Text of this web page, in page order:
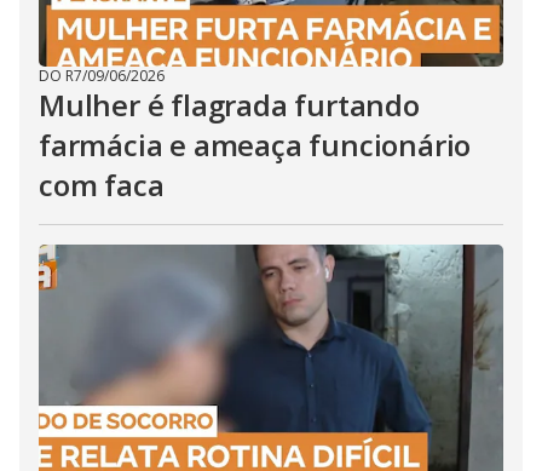
DO R7/09/06/2026
Mulher é flagrada furtando
farmácia e ameaça funcionário
com faca